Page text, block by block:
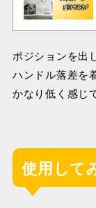
ポジションを出
ハンドル落差を
かなり低く感じ
使用して